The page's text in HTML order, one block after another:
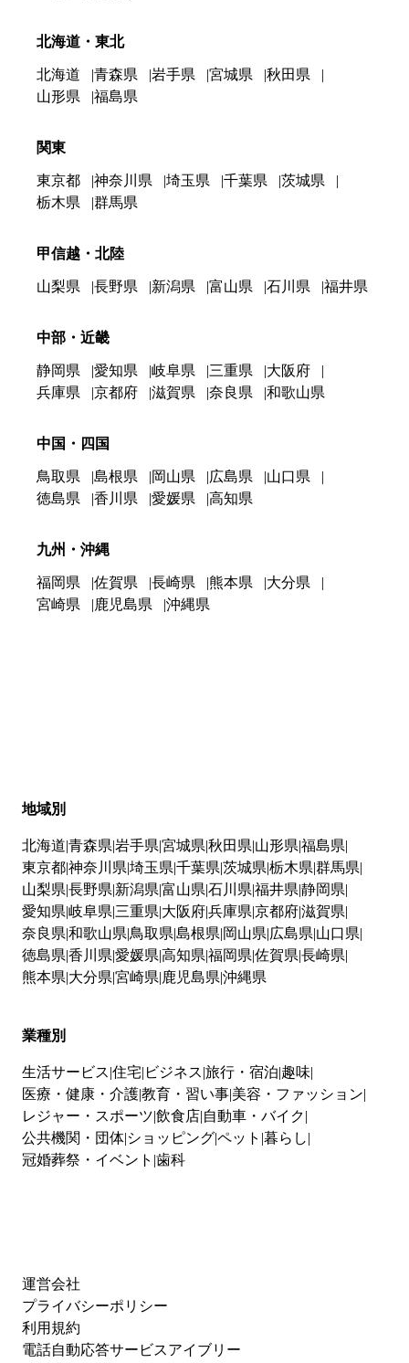
北海道・東北
北海道 青森県 岩手県 宮城県
秋田県
山形県
福島県
関東
東京都 神奈川県 埼玉県 千葉県
茨城県
栃木県
群馬県
甲信越・北陸
山梨県 長野県 新潟県 富山県 石川県 福井県
中部・近畿
静岡県 愛知県 岐阜県 三重県
大阪府
兵庫県
京都府 滋賀県 奈良県 和歌山県
中国・四国
鳥取県 島根県 岡山県 広島県
山口県
徳島県
香川県 愛媛県 高知県
九州・沖縄
福岡県 佐賀県 長崎県 熊本県
大分県
宮崎県
鹿児島県 沖縄県
地域別
北海道 青森県 岩手県 宮城県 秋田県 山形県 福島県
東京都神奈川県 埼玉県 千葉県 茨城県 栃木県 群馬県
山梨県 長野県 新潟県 富山県 石川県 福井県 静岡県
愛知県 岐阜県 三重県 大阪府兵庫県 京都府滋賀県
奈良県 和歌山県 鳥取県 島根県 岡山県 広島県 山口県
徳島県 香川県 愛媛県 高知県 福岡県 佐賀県 長崎県
熊本県 大分県 宮崎県 鹿児島県 沖縄県
業種別
生活サービス 住宅 ビジネス 旅行・宿泊 趣味
医療・健康・介護教育・習い事 美容・ファッション
レジャー・スポーツ 飲食店 自動車・バイク
公共機関・団体 ショッピングペット 暮らし
冠婚葬祭・イベント 歯科
運営会社
プライバシーポリシー
利用規約
電話自動応答サービスアイブリー